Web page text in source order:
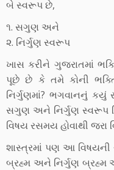
બે સ્વરૂપ છે,
૧. સગુણ અને
૨. નિર્ગુણ સ્વરૂપ
ખાસ કરીને ગુજરાતમાં
પૂછે છે કે તમે કોની
નિર્ગુણમાં? ભગવાનનું
સગુણ અને નિર્ગુણ સ્વરૂપ
વિષય રસમય હોવાથી જરા
શાસ્ત્રમાં પણ આ વિષયની
બ્રહ્મ અને નિર્ગુણ બ્રહ્મ